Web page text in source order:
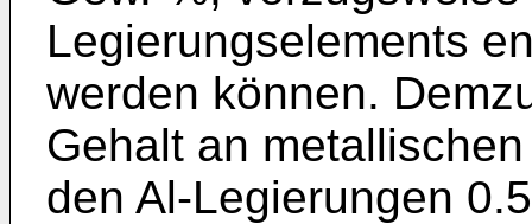
Legierungselements
werden können.
Gehalt an
den Al-Legierungen